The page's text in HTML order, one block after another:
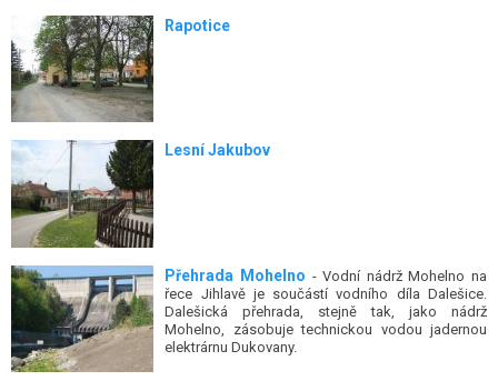
Rapotice
Lesní Jakubov
Přehrada Mohelno - Vodní nádrž Mohelno na
řece Jihlavě je součástí vodního díla Dalešice.
Dalešická přehrada, stejně tak, jako nádrž
Mohelno, zásobuje technickou vodou jadernou
elektrárnu Dukovany.